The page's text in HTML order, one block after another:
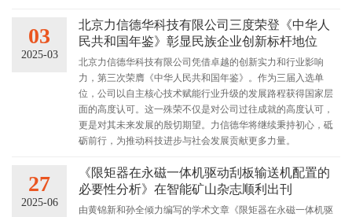
03
2025-03
北京力信德华科技有限公司三度荣登《中华人
民共和国年鉴》彰显民族企业创新标杆地位
北京力信德华科技有限公司凭借卓越的创新实力和行业影响
力，第三次荣膺《中华人民共和国年鉴》。作为三届入选单
位，公司以自主核心技术赋能行业升级的发展路程获得国家层
面的高度认可。这一殊荣不仅是对公司过往成就的高度认可，
更是对其未来发展的殷切期望。力信德华将继续秉持初心，砥
砺前行，为推动科技进步与社会发展贡献更多力量。
27
2025-06
《限矩器在永磁一体机驱动刮板输送机配置的
必要性分析》在智能矿山杂志顺利出刊
由黄锦新和孙全倾力编写的学术文章《限矩器在永磁一体机驱